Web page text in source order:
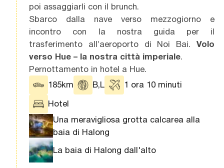
poi assaggiarli con il brunch.
Sbarco dalla nave verso mezzogiorno e
incontro con la nostra guida per il
trasferimento all’aeroporto di Noi Bai. Volo
verso Hue – la nostra città imperiale.
Pernottamento in hotel a Hue.
185km
B,L
1 ora 10 minuti
Hotel
Una meravigliosa grotta calcarea alla
baia di Halong
La baia di Halong dall'alto